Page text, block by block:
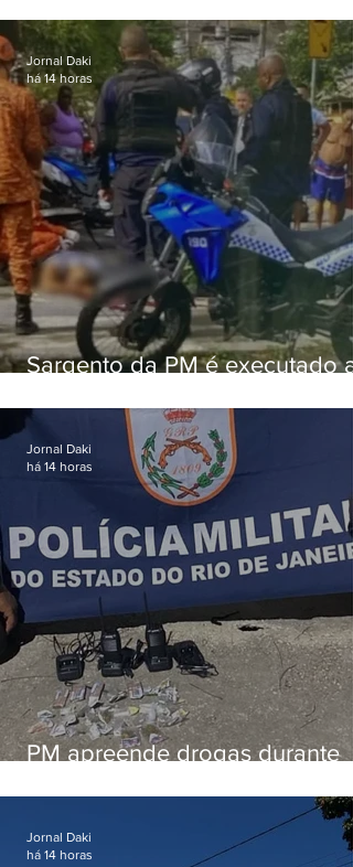
Sargento da PM é executado a
em Vaz Lobo
Jornal Daki
há 14 horas
PM apreende drogas durante
Jornal Daki
há 14 horas
Jornal Daki
há 14 horas